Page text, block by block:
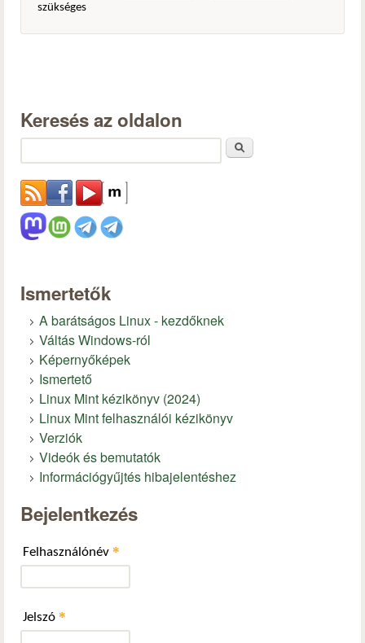
szükséges
Keresés az oldalon
Ismertetők
A barátságos Linux - kezdőknek
Váltás Windows-ról
Képernyőképek
Ismertető
Linux Mint kézikönyv (2024)
Linux Mint felhasználói kézikönyv
Verziók
Videók és bemutatók
Információgyűjtés hibajelentéshez
Bejelentkezés
Felhasználónév *
Jelszó *